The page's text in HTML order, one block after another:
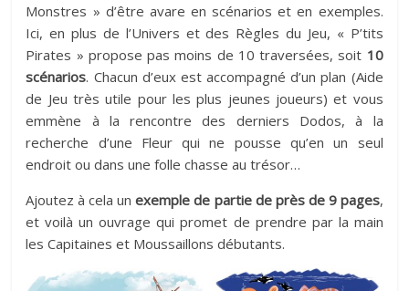
Monstres » d’être avare en scénarios et en exemples.
Ici, en plus de l’Univers et des Règles du Jeu, « P’tits
Pirates » propose pas moins de 10 traversées, soit 10
scénarios. Chacun d’eux est accompagné d’un plan (Aide
de Jeu très utile pour les plus jeunes joueurs) et vous
emmène à la rencontre des derniers Dodos, à la
recherche d’une Fleur qui ne pousse qu’en un seul
endroit ou dans une folle chasse au trésor…
Ajoutez à cela unexemple de partie de près de 9 pages,
et voilà un ouvrage qui promet de prendre par la main
les Capitaines et Moussaillons débutants.